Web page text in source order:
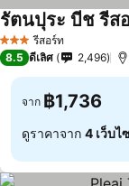
3 ดาว รีสอร์ท
รัตนปุระ บีช รีส
8.5 ดีเลิศ 2,496
จาก ฿1,736
ดูราคาจาก 4 เว็บไ